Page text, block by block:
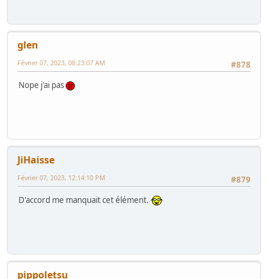
glen
#878
Février 07, 2023, 08:23:07 AM
Nope j'ai pas
JiHaisse
#879
Février 07, 2023, 12:14:10 PM
D'accord me manquait cet élément.
pippoletsu